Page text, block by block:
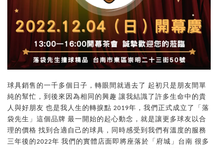
球具銷售的一千多個日子，轉眼間就過去了 起初只是朋友間單
純的幫忙，到後來因為相同的興趣 讓我結識了許多生命中的貴
人與好朋友 也是我人生的轉捩點 2019年，我們正式成立了「落
袋先生」這個品牌 最一開始的起心動念，就是讓更多球友以合
理的價格 找到合適自己的球具，同時感受到我們有溫度的服務
三年後的2022年 我們的實體店面即將座落於「府城」台南 很多